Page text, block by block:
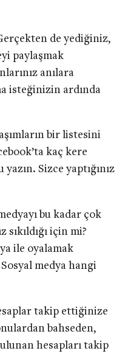
de yediğiniz,
paylaşmak
anılara
isteğinizin ardında
bir listesini
kaç kere
Sizce yaptığınız
bu kadar çok
sıkıldığı için mi?
ile oyalamak
medya hangi
takip ettiğinize
bahseden,
hesapları takip